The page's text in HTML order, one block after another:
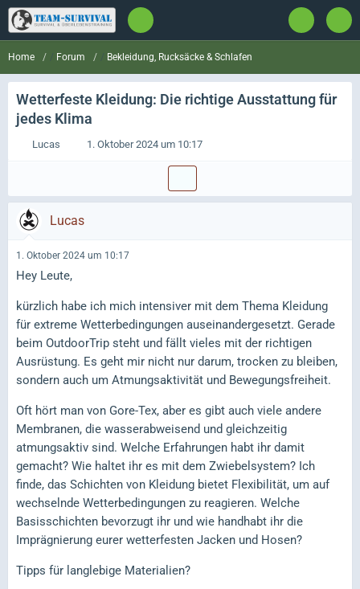
Home Forum Bekleidung, Rucksäcke & Schlafen
Wetterfeste Kleidung: Die richtige Ausstattung für
jedes Klima
Lucas 1. Oktober 2024 um 10:17
Lucas
1. Oktober 2024 um 10:17
Hey Leute,
kürzlich habe ich mich intensiver mit dem Thema Kleidung
für extreme Wetterbedingungen auseinandergesetzt. Gerade
beim OutdoorTrip steht und fällt vieles mit der richtigen
Ausrüstung. Es geht mir nicht nur darum, trocken zu bleiben,
sondern auch um Atmungsaktivität und Bewegungsfreiheit.
Oft hört man von Gore-Tex, aber es gibt auch viele andere
Membranen, die wasserabweisend und gleichzeitig
atmungsaktiv sind. Welche Erfahrungen habt ihr damit
gemacht? Wie haltet ihr es mit dem Zwiebelsystem? Ich
finde, das Schichten von Kleidung bietet Flexibilität, um auf
wechselnde Wetterbedingungen zu reagieren. Welche
Basisschichten bevorzugt ihr und wie handhabt ihr die
Imprägnierung eurer wetterfesten Jacken und Hosen?
Tipps für langlebige Materialien?